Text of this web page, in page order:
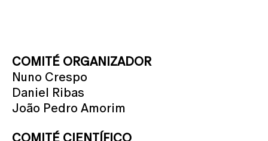
COMITÉ ORGANIZADOR
Nuno Crespo
Daniel Ribas
João Pedro Amorim
COMITÉ CIENTÍFICO